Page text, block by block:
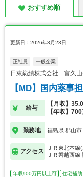
おすすめ順
更新日：2026年3月23日
正社員 一般企業
日東紡績株式会社 富久山
【MD】国内薬事
給与
【月収】
【年収】
勤務地 福島県 郡山市
アクセス
ＪＲ東北本
ＪＲ磐越西
年収900万円以上可 住宅補